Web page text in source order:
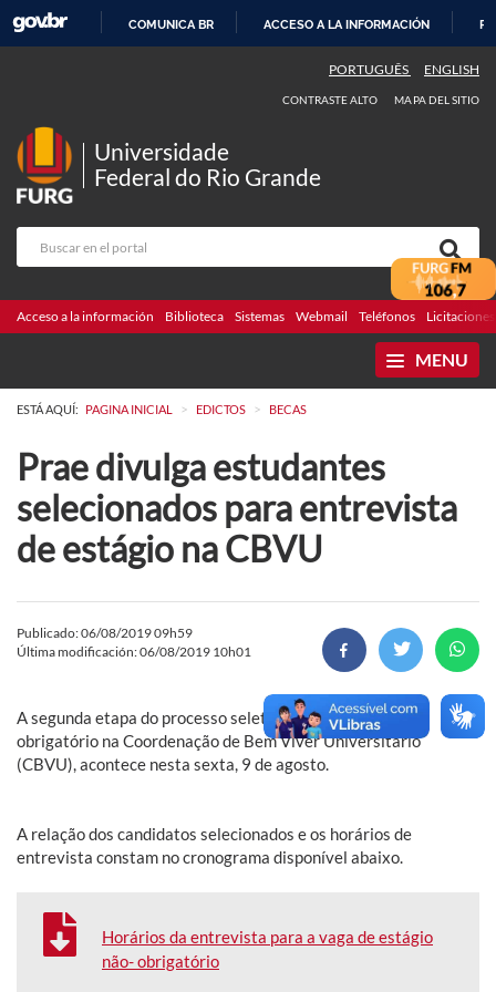
CONTENIDO
COMUNICA BR ACCESO A LA INFORMACIÓN
PORTUGUÊS ENGLISH
CONTRASTE ALTO MAPA DEL SITIO
Universidade
Federal do Rio Grande
Acceso a la información Biblioteca Sistemas Webmail Teléfonos Licitaciones
MENU
ESTÁ AQUÍ: PAGINA INICIAL > EDICTOS > BECAS
Prae divulga estudantes
selecionados para entrevista
de estágio na CBVU
Publicado: 06/08/2019 09h59
Última modificación: 06/08/2019 10h01
A segunda etapa do processo seletivo de estágio não-
obrigatório na Coordenação de Bem Viver Universitário
(CBVU), acontece nesta sexta, 9 de agosto.
A relação dos candidatos selecionados e os horários de
entrevista constam no cronograma disponível abaixo.
Horários da entrevista para a vaga de estágio
não- obrigatório